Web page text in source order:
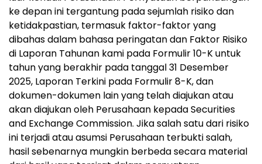
ke depan ini tergantung pada sejumlah risiko dan
ketidakpastian, termasuk faktor-faktor yang
dibahas dalam bahasa peringatan dan Faktor Risiko
di Laporan Tahunan kami pada Formulir 10-K untuk
tahun yang berakhir pada tanggal 31 Desember
2025, Laporan Terkini pada Formulir 8-K, dan
dokumen-dokumen lain yang telah diajukan atau
akan diajukan oleh Perusahaan kepada Securities
and Exchange Commission. Jika salah satu dari risiko
ini terjadi atau asumsi Perusahaan terbukti salah,
hasil sebenarnya mungkin berbeda secara material